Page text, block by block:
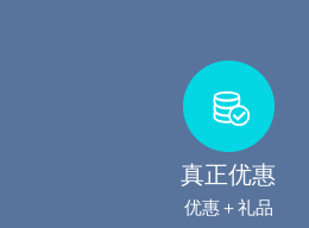
真正优惠
优惠＋礼品